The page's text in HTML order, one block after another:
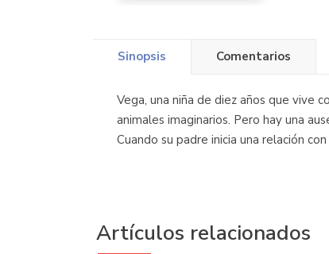
Sinopsis Comentarios
Vega, una niña de diez años que vive
animales imaginarios. Pero hay una
Cuando su padre inicia una relación
Artículos relacionados